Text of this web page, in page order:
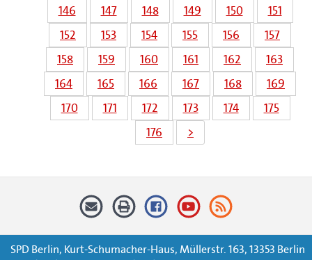
146
147 148 149 150
151
152
153 154 155 156
157
158
159 160 161 162
163
164
165 166 167 168
169
170
171 172 173 174
175
176
>
SPD Berlin, Kurt-Schumacher-Haus, Müllerstr. 163, 13353 Berlin